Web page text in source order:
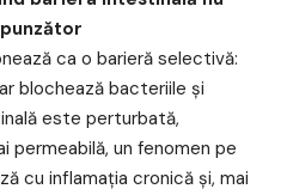
ca o barieră selectivă:
blochează bacteriile și
este perturbată,
permeabilă, un fenomen pe
cu inflamația cronică și, mai